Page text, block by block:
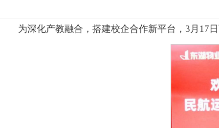
为深化产教融合，搭建校企合作新平台，3月17